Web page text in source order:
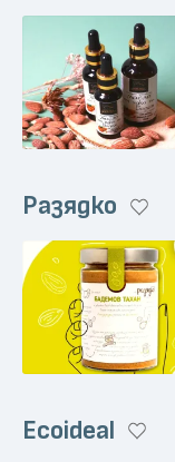
Разядко
Ecoideal